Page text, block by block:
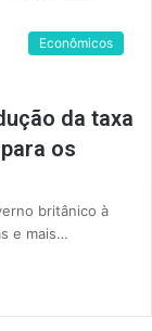
Econômicos
da taxa
os
britânico à
e mais…